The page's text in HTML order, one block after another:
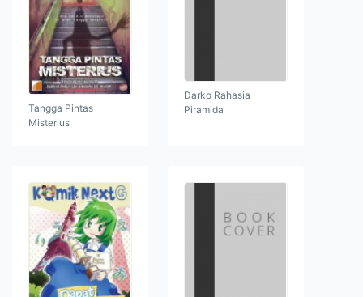
Tangga Pintas
Misterius
Darko Rahasia
Piramida